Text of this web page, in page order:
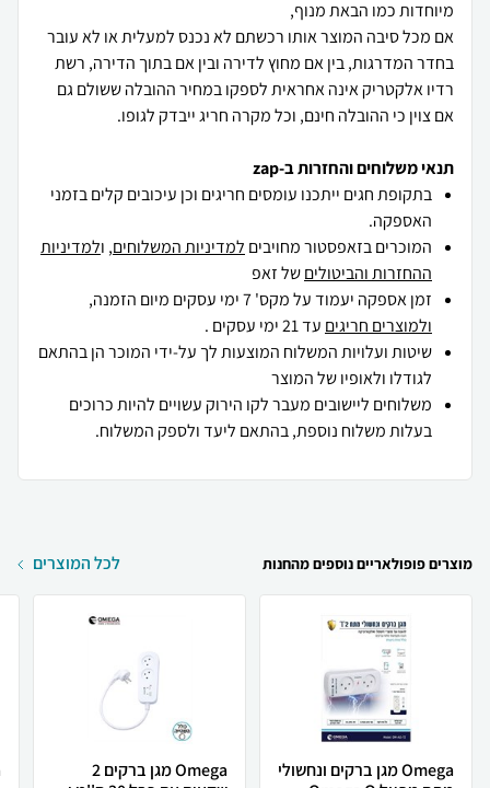
אם מכל סיבה המוצר אותו רכשתם לא נכנס למעלית או לא עובר
בחדר המדרגות, בין אם מחוץ לדירה ובין אם בתוך הדירה, רשת
רדיו אלקטריק אינה אחראית לספקו במחיר ההובלה ששולם גם
אם צוין כי ההובלה חינם, וכל מקרה חריג ייבדק לגופו.
תנאי משלוחים והחזרות ב-zap
בתקופת חגים ייתכנו עומסים חריגים וכן עיכובים קלים בזמני
האספקה.
המוכרים בזאפסטור מחויבים למדיניות המשלוחים, ולמדיניות
ההחזרות והביטוליםשל זאפ
זמן אספקה יעמוד על מקס' 7 ימי עסקים מיום הזמנה,
ולמוצרים חריגים עד 21 ימי עסקים .
שיטות ועלויות המשלוח המוצעות לך על-ידי המוכר הן בהתאם
לגודלו ולאופיו של המוצר
משלוחים ליישובים מעבר לקו הירוק עשויים להיות כרוכים
בעלות משלוח נוספת, בהתאם ליעד ולספק המשלוח.
מוצרים פופולאריים נוספים מהחנות לכל המוצרים
Omega מגן ברקים ונחשולי
Omega מגן ברקים 2